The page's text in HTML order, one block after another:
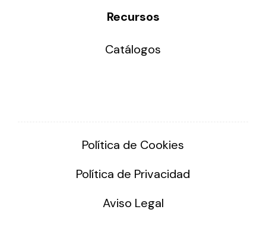
Recursos
Catálogos
Política de Cookies
Política de Privacidad
Aviso Legal